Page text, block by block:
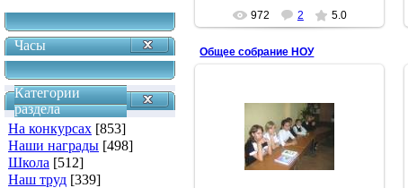
Часы
Категории
раздела
На конкурсах [853]
Наши награды [498]
Школа [512]
Наш труд [339]
972 2 5.0
Общее собрание НОУ
09.10.2008
2 группа
Антонина